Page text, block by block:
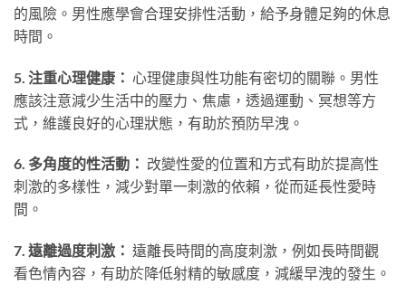
的風險。男性應學會合理安排性活動，給予身體足夠的休息
時間。
5. 注重心理健康： 心理健康與性功能有密切的關聯。男性
應該注意減少生活中的壓力、焦慮，透過運動、冥想等方
式，維護良好的心理狀態，有助於預防早洩。
6. 多角度的性活動： 改變性愛的位置和方式有助於提高性
刺激的多樣性，減少對單一刺激的依賴，從而延長性愛時
間。
7. 遠離過度刺激： 遠離長時間的高度刺激，例如長時間觀
看色情內容，有助於降低射精的敏感度，減緩早洩的發生。